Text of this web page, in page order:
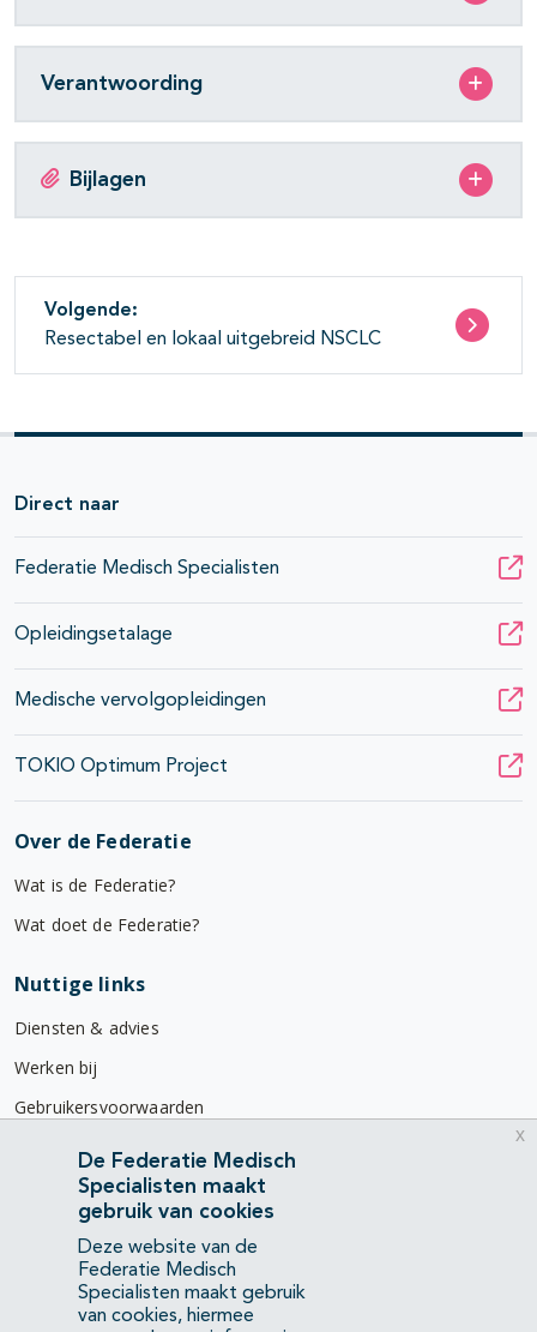
Verantwoording
Bijlagen
Volgende:
Resectabel en lokaal uitgebreid NSCLC
Direct naar
Federatie Medisch Specialisten
Opleidingsetalage
Medische vervolgopleidingen
TOKIO Optimum Project
Over de Federatie
Wat is de Federatie?
Wat doet de Federatie?
Nuttige links
Diensten & advies
Werken bij
Gebruikersvoorwaarden
Privacyverklaring
Contact
Mercatorlaan 1200
3528 BL Utrecht
(088) 505 34 34
De Federatie Medisch
Specialisten maakt
gebruik van cookies
Deze website van de
Federatie Medisch
Specialisten maakt gebruik
van cookies, hiermee
x